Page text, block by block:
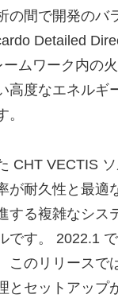
の間で開発のバ
Detailed
ムワーク内の
高度なエネルギ
CHT VECTIS
が耐久性と最適
する複雑なシス
です。 2022.1
このリリースで
とセットアップ